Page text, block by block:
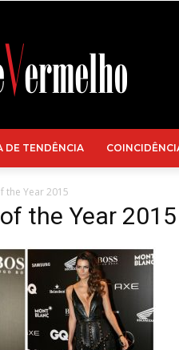
DE TENDÊNCIA
the Year 2015
the Year 2015